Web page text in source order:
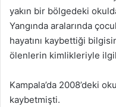
yakın bir bölgedeki okulda
Yangında aralarında
hayatını kaybettiği
ölenlerin kimlikleriyle
Kampala’da 2008’deki
kaybetmişti.